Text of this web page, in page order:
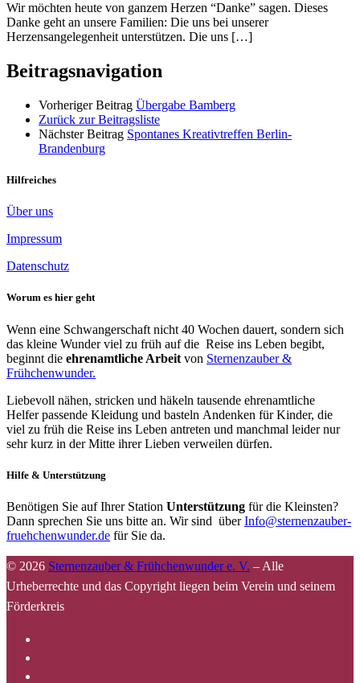
Wir möchten heute von ganzem Herzen “Danke” sagen. Dieses
Danke geht an unsere Familien: Die uns bei unserer
Herzensangelegenheit unterstützen. Die uns […]
Beitragsnavigation
Vorheriger Beitrag Übergabe Bamberg
Zurück zur Beitragsliste
Nächster Beitrag Spontanes Kreativtreffen Berlin-
Brandenburg
Hilfreiches
Über uns
Impressum
Datenschutz
Worum es hier geht
Wenn eine Schwangerschaft nicht 40 Wochen dauert, sondern sich
das kleine Wunder viel zu früh auf die Reise ins Leben begibt,
beginnt die ehrenamtliche Arbeit von Sternenzauber &
Frühchenwunder.
Liebevoll nähen, stricken und häkeln tausende ehrenamtliche
Helfer passende Kleidung und basteln Andenken für Kinder, die
viel zu früh die Reise ins Leben antreten und manchmal leider nur
sehr kurz in der Mitte ihrer Lieben verweilen dürfen.
Hilfe & Unterstützung
Benötigen Sie auf Ihrer Station Unterstützung für die Kleinsten?
Dann sprechen Sie uns bitte an. Wir sind überInfo@sternenzauber-
fruehchenwunder.de für Sie da.
© 2026 Sternenzauber & Frühchenwunder e. V. – Alle
Urheberrechte und das Copyright liegen beim Verein und seinem
Förderkreis